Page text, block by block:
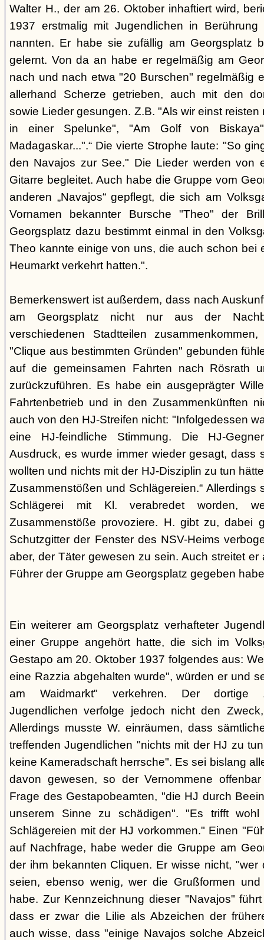
Walter H., der am 26. Oktober inhaftiert wird,
1937 erstmalig mit Jugendlichen in
nannten. Er habe sie zufällig am Georgsplatz
gelernt. Von da an habe er regelmäßig am
nach und nach etwa "20 Burschen" regelmäßig
allerhand Scherze getrieben, auch mit den
sowie Lieder gesungen. Z.B. "Als wir einst
in einer Spelunke", "Am Golf von
Madagaskar...".“ Die vierte Strophe laute: "So
den Navajos zur See." Die Lieder werden von
Gitarre begleitet. Auch habe die Gruppe vom
anderen „Navajos“ gepflegt, die sich am
Vornamen bekannter Bursche "Theo" der
Georgsplatz dazu bestimmt einmal in den
Theo kannte einige von uns, die auch schon bei
Heumarkt verkehrt hatten.".
Bemerkenswert ist außerdem, dass nach
am Georgsplatz nicht nur aus der
verschiedenen Stadtteilen
"Clique aus bestimmten Gründen" gebunden
auf die gemeinsamen Fahrten nach Rösrath
zurückzuführen. Es habe ein ausgeprägter
Fahrtenbetrieb und in den Zusammenkünften
auch von den HJ-Streifen nicht: "Infolgedessen
eine HJ-feindliche Stimmung. Die HJ-
Ausdruck, es wurde immer wieder gesagt, dass
wollten und nichts mit der HJ-Disziplin zu tun
Zusammenstößen und Schlägereien.“ Allerdings
Schlägerei mit Kl. verabredet worden,
Zusammenstöße provoziere. H. gibt zu, dabei
Schutzgitter der Fenster des NSV-Heims
aber, der Täter gewesen zu sein. Auch streitet
Führer der Gruppe am Georgsplatz gegeben
Ein weiterer am Georgsplatz verhafteter
einer Gruppe angehört hatte, die sich im
Gestapo am 20. Oktober 1937 folgendes aus:
eine Razzia abgehalten wurde", würden er und
am Waidmarkt" verkehren. Der dortige
Jugendlichen verfolge jedoch nicht den
Allerdings musste W. einräumen, dass
treffenden Jugendlichen "nichts mit der HJ zu
keine Kameradschaft herrsche". Es sei bislang
davon gewesen, so der Vernommene
Frage des Gestapobeamten, "die HJ durch
unserem Sinne zu schädigen". "Es trifft
Schlägereien mit der HJ vorkommen." Einen
auf Nachfrage, habe weder die Gruppe am
der ihm bekannten Cliquen. Er wisse nicht, "wer
seien, ebenso wenig, wer die Grußformen
habe. Zur Kennzeichnung dieser "Navajos"
dass er zwar die Lilie als Abzeichen der
auch wisse, dass "einige Navajos solche